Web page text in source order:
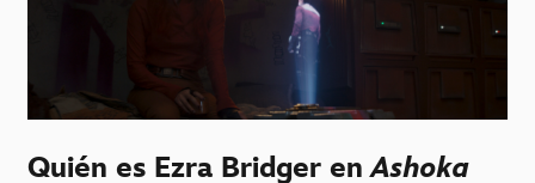
Quién es Ezra Bridger enAshoka